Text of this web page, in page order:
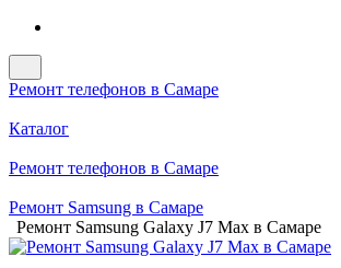
Ремонт телефонов в Самаре
Каталог
Ремонт телефонов в Самаре
Ремонт Samsung в Самаре
Ремонт Samsung Galaxy J7 Max в Самаре